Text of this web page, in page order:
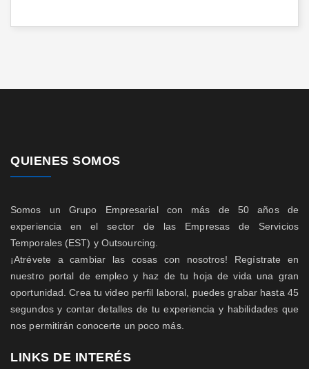
QUIENES SOMOS
Somos un Grupo Empresarial con más de 50 años de
experiencia en el sector de las Empresas de Servicios
Temporales (EST) y Outsourcing.
¡Atrévete a cambiar las cosas con nosotros! Regístrate en
nuestro portal de empleo y haz de tu hoja de vida una gran
oportunidad. Crea tu video perfil laboral, puedes grabar hasta 45
segundos y contar detalles de tu experiencia y habilidades que
nos permitirán conocerte un poco más.
LINKS DE INTERÉS